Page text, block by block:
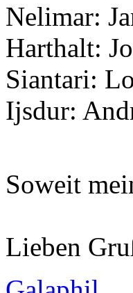
Nelimar:
Harthalt:
Siantari:
Ijsdur:
Soweit
Lieben